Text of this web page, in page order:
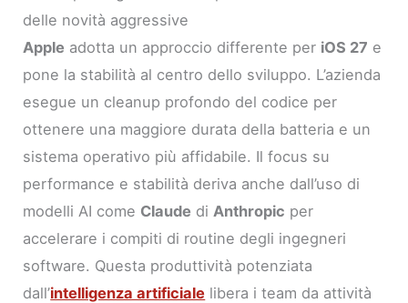
delle novità aggressive
Apple adotta un approccio differente per iOS 27 e
pone la stabilità al centro dello sviluppo. L’azienda
esegue un cleanup profondo del codice per
ottenere una maggiore durata della batteria e un
sistema operativo più affidabile. Il focus su
performance e stabilità deriva anche dall’uso di
modelli AI come Claude di Anthropic per
accelerare i compiti di routine degli ingegneri
software. Questa produttività potenziata
dall’intelligenza artificiale libera i team da attività